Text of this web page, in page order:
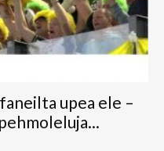
upea ele –